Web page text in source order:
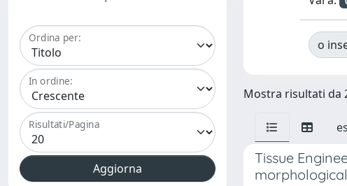
Ordina per:
In ordine:
Risultati/Pagina
o
Mostra risultati da
Tissue